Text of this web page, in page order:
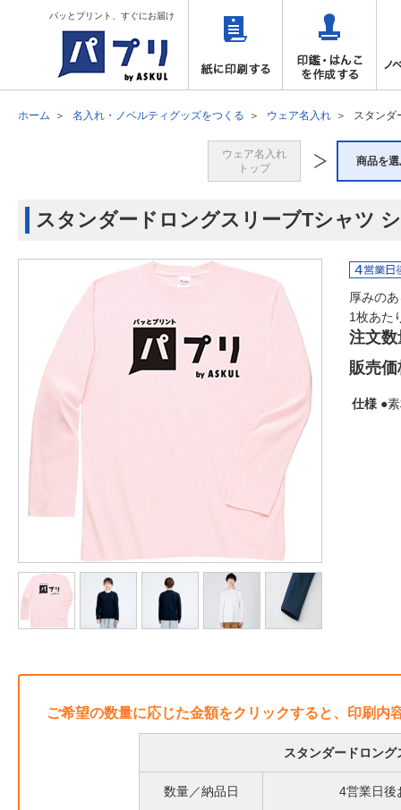
パッとプリント、すぐにお届け
ホーム 名入れ・ノベルティグッズをつくる ウェア名入れ スタンダ
ウェア名入れ
トップ
商品を
スタンダードロングスリーブTシャツ
厚みの
1枚あた
注文数
販売価
仕様 ●
ご希望の数量に応じた金額をクリックすると、印刷内
スタンダードロン
数量／納品日 4営業日後